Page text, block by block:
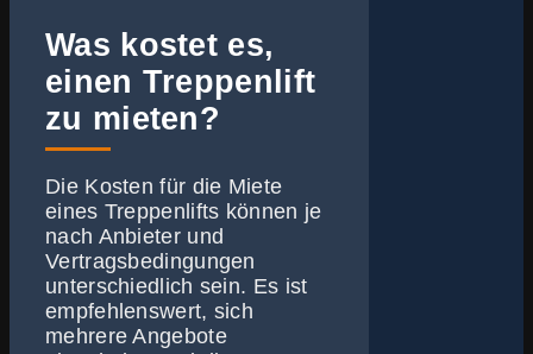
Was kostet es,
einen Treppenlift
zu mieten?
Die Kosten für die Miete
eines Treppenlifts können je
nach Anbieter und
Vertragsbedingungen
unterschiedlich sein. Es ist
empfehlenswert, sich
mehrere Angebote